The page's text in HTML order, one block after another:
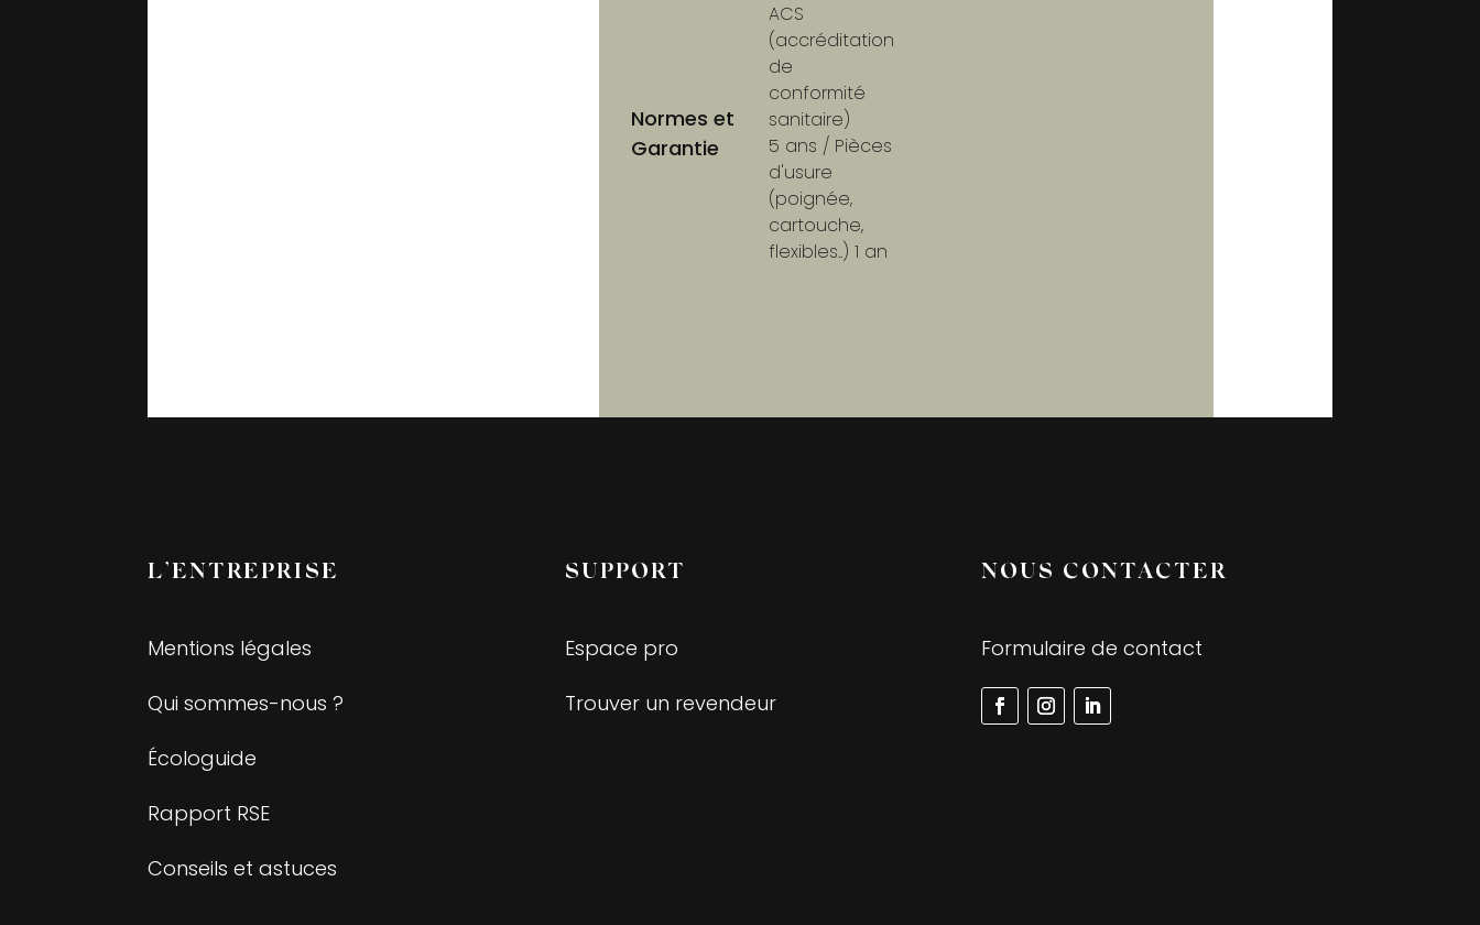
Normes et
Garantie
ACS
(accréditation
de
conformité
sanitaire)
5 ans / Pièces
d'usure
(poignée,
cartouche,
flexibles..) 1 an
L’ENTREPRISE
Mentions légales
Qui sommes-nous ?
Écologuide
Rapport RSE
Conseils et astuces
SUPPORT
Espace pro
Trouver un revendeur
NOUS CONTACTER
Formulaire de contact